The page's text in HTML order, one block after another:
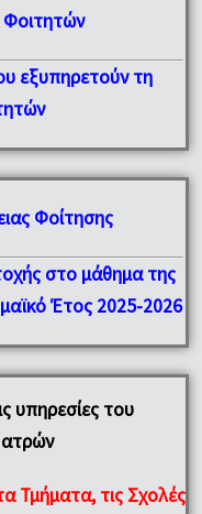
εξυπηρετούν τη
Φοίτησης
στο μάθημα της
Έτος 2025-2026
υπηρεσίες του
Τμήματα, τις Σχολές